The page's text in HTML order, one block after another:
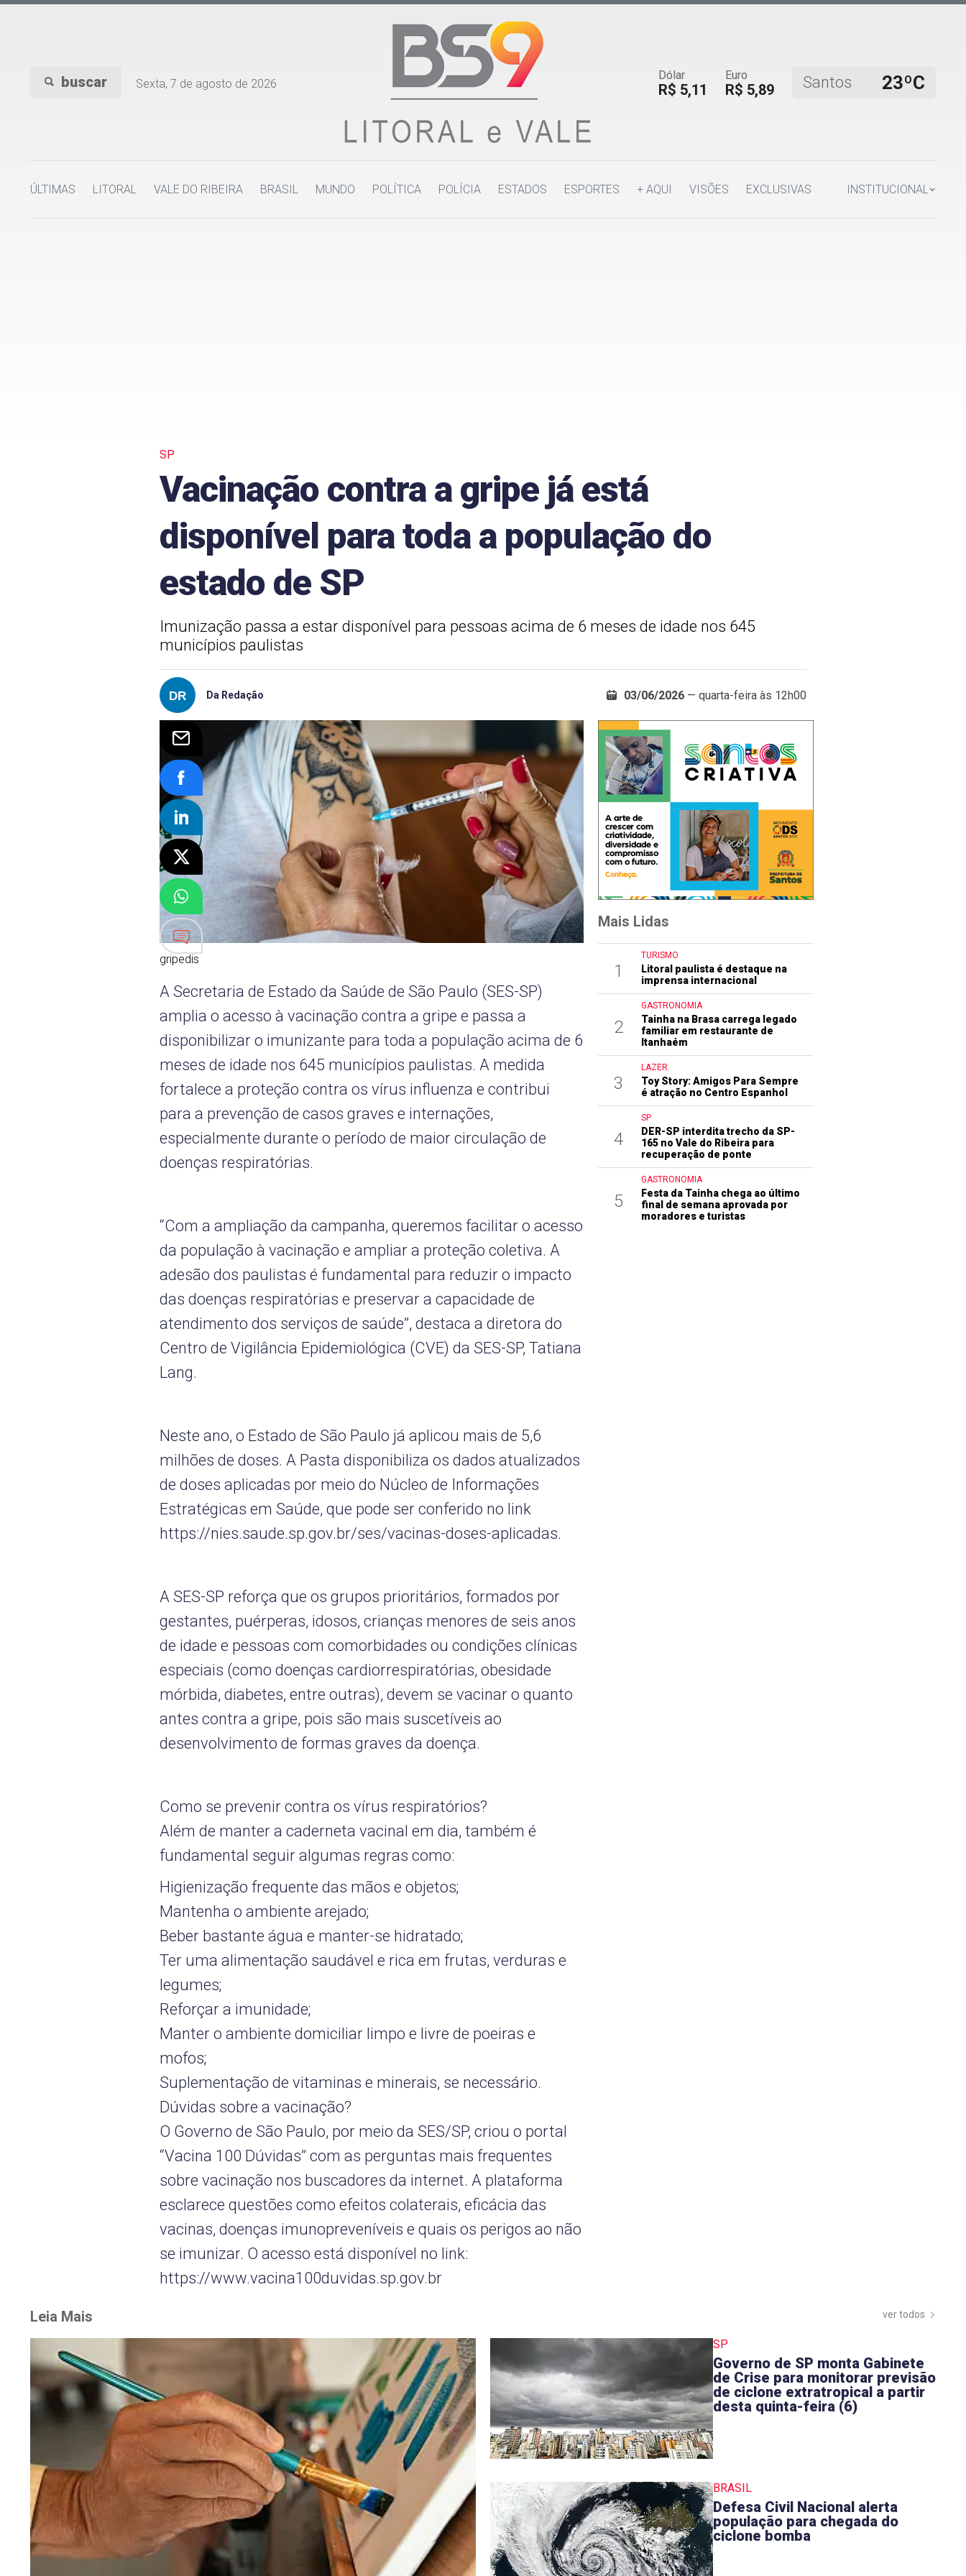
buscar Sexta, 7 de agosto de 2026
Dólar
R$ 5,11
Euro
R$ 5,89 Santos 23ºC
ÚLTIMAS LITORAL VALE DO RIBEIRA BRASIL MUNDO POLÍTICA POLÍCIA ESTADOS ESPORTES + AQUI VISÕES EXCLUSIVAS INSTITUCIONAL
SP
Vacinação contra a gripe já está
disponível para toda a população do
estado de SP
Imunização passa a estar disponível para pessoas acima de 6 meses de idade nos 645
municípios paulistas
Da Redação 03/06/2026 — quarta-feira às 12h00
gripedis
A Secretaria de Estado da Saúde de São Paulo (SES-SP)
amplia o acesso à vacinação contra a gripe e passa a
disponibilizar o imunizante para toda a população acima de 6
meses de idade nos 645 municípios paulistas. A medida
fortalece a proteção contra os vírus influenza e contribui
para a prevenção de casos graves e internações,
especialmente durante o período de maior circulação de
doenças respiratórias.
“Com a ampliação da campanha, queremos facilitar o acesso
da população à vacinação e ampliar a proteção coletiva. A
adesão dos paulistas é fundamental para reduzir o impacto
das doenças respiratórias e preservar a capacidade de
atendimento dos serviços de saúde”, destaca a diretora do
Centro de Vigilância Epidemiológica (CVE) da SES-SP, Tatiana
Lang.
Neste ano, o Estado de São Paulo já aplicou mais de 5,6
milhões de doses. A Pasta disponibiliza os dados atualizados
de doses aplicadas por meio do Núcleo de Informações
Estratégicas em Saúde, que pode ser conferido no link
https://nies.saude.sp.gov.br/ses/vacinas-doses-aplicadas.
A SES-SP reforça que os grupos prioritários, formados por
gestantes, puérperas, idosos, crianças menores de seis anos
de idade e pessoas com comorbidades ou condições clínicas
especiais (como doenças cardiorrespiratórias, obesidade
mórbida, diabetes, entre outras), devem se vacinar o quanto
antes contra a gripe, pois são mais suscetíveis ao
desenvolvimento de formas graves da doença.
Como se prevenir contra os vírus respiratórios?
Além de manter a caderneta vacinal em dia, também é
fundamental seguir algumas regras como:
Higienização frequente das mãos e objetos;
Mantenha o ambiente arejado;
Beber bastante água e manter-se hidratado;
Ter uma alimentação saudável e rica em frutas, verduras e
legumes;
Reforçar a imunidade;
Manter o ambiente domiciliar limpo e livre de poeiras e
mofos;
Suplementação de vitaminas e minerais, se necessário.
Dúvidas sobre a vacinação?
O Governo de São Paulo, por meio da SES/SP, criou o portal
“Vacina 100 Dúvidas” com as perguntas mais frequentes
sobre vacinação nos buscadores da internet. A plataforma
esclarece questões como efeitos colaterais, eficácia das
vacinas, doenças imunopreveníveis e quais os perigos ao não
se imunizar. O acesso está disponível no link:
https://www.vacina100duvidas.sp.gov.br
Mais Lidas
1
TURISMO
Litoral paulista é destaque na
imprensa internacional
2
GASTRONOMIA
Tainha na Brasa carrega legado
familiar em restaurante de
Itanhaém
3
LAZER
Toy Story: Amigos Para Sempre
é atração no Centro Espanhol
4
SP
DER-SP interdita trecho da SP-
165 no Vale do Ribeira para
recuperação de ponte
5
GASTRONOMIA
Festa da Tainha chega ao último
final de semana aprovada por
moradores e turistas
Leia Mais ver todos
SP
Governo de SP monta Gabinete
de Crise para monitorar previsão
de ciclone extratropical a partir
desta quinta-feira (6)
BRASIL
Defesa Civil Nacional alerta
população para chegada do
ciclone bomba